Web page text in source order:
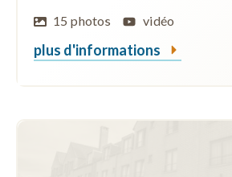
15 photos
vidéo
plus d'informations